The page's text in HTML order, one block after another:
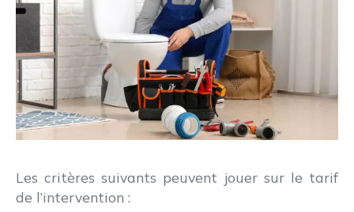
Les critères suivants peuvent jouer sur le tarif
de l’intervention :